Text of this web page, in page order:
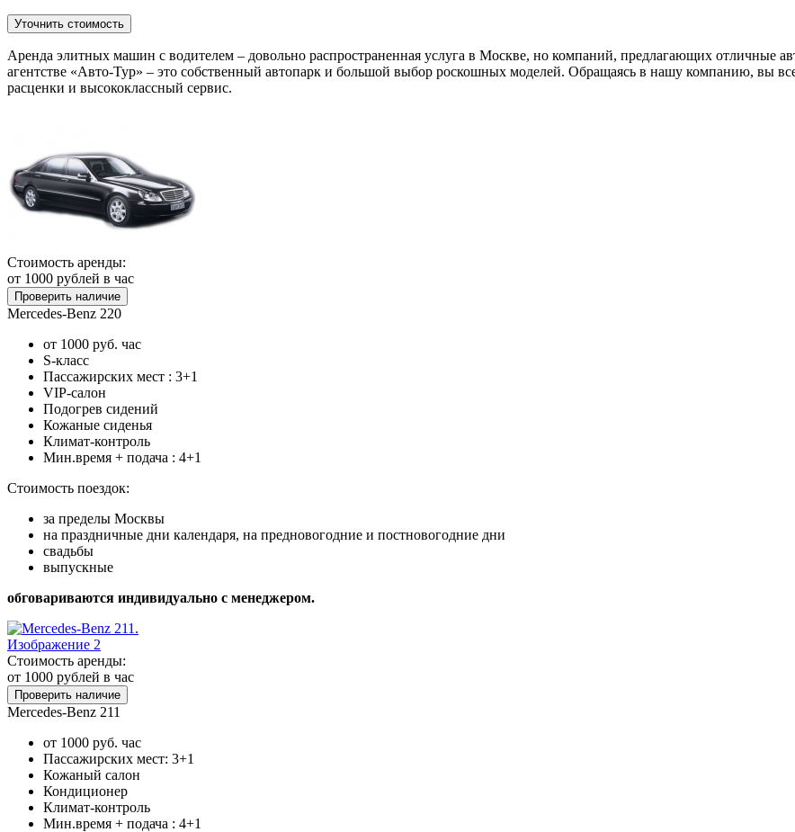
Уточнить стоимость
Аренда элитных машин с водителем – довольно распространенная услуга в Москве, но компаний, предлагающих отличные
агентстве «Авто-Тур» – это собственный автопарк и большой выбор роскошных моделей. Обращаясь в нашу компанию, вы
расценки и высококлассный сервис.
Стоимость аренды:
от 1000 рублей в час
Проверить наличие
Mercedes-Benz 220
от 1000 руб. час
S-класс
Пассажирских мест : 3+1
VIP-салон
Подогрев сидений
Кожаные сиденья
Климат-контроль
Мин.время + подача : 4+1
Стоимость поездок:
за пределы Москвы
на праздничные дни календаря, на предновогодние и постновогодние дни
свадьбы
выпускные
обговариваются индивидуально с менеджером.
Стоимость аренды:
от 1000 рублей в час
Проверить наличие
Mercedes-Benz 211
от 1000 руб. час
Пассажирских мест: 3+1
Кожаный салон
Кондиционер
Климат-контроль
Мин.время + подача : 4+1